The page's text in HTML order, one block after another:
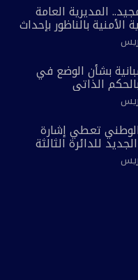
المديرية العامة
الأمنية بالناظور بإحداث
بشأن الوضع في
الذاتي
الوطني تعطي إشارة
للدائرة الثالثة